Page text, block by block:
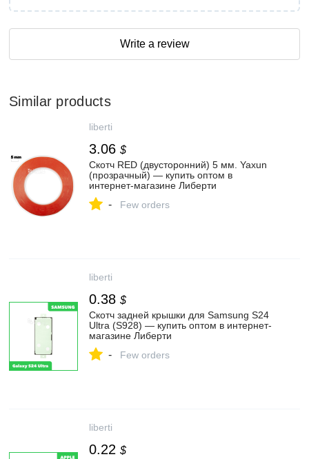
Write a review
Similar products
liberti
3.06 $
Скотч RED (двусторонний) 5 мм. Yaxun
(прозрачный) — купить оптом в
интернет-магазине Либерти
- Few orders
liberti
0.38 $
Скотч задней крышки для Samsung S24
Ultra (S928) — купить оптом в интернет-
магазине Либерти
- Few orders
liberti
0.22 $